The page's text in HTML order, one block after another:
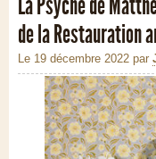
La Psyche de
de la Restauration
Le 19 décembre 2022 par